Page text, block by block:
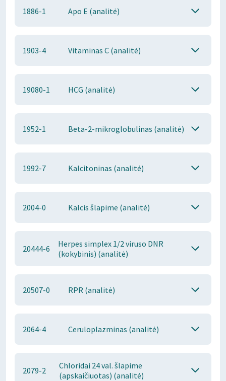
1886-1 Apo E (analitė)
1903-4 Vitaminas C (analitė)
19080-1 HCG (analitė)
1952-1 Beta-2-mikroglobulinas (analitė)
1992-7 Kalcitoninas (analitė)
2004-0 Kalcis šlapime (analitė)
20444-6
Herpes simplex 1/2 viruso DNR
(kokybinis) (analitė)
20507-0 RPR (analitė)
2064-4 Ceruloplazminas (analitė)
2079-2
Chloridai 24 val. šlapime
(apskaičiuotas) (analitė)